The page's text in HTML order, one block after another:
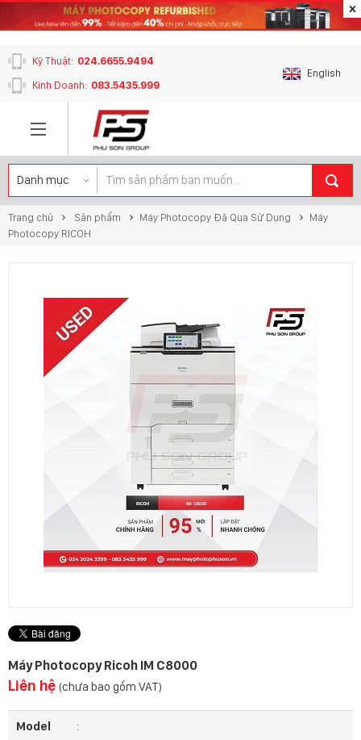
content_copy
English
Kỹ Thuật: 024.6655.9494
Kinh Doanh: 083.5435.999
Trang chủ Sản phẩm Máy Photocopy Đã Qua Sử Dụng
Máy
Photocopy RICOH
Máy Photocopy Ricoh IM C8000
Liên hệ (chưa bao gồm VAT)
Model
: